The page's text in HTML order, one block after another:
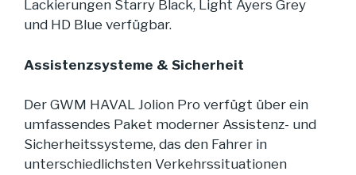
Lackierungen Starry Black, Light Ayers Grey
und HD Blue verfügbar.
Assistenzsysteme & Sicherheit
Der GWM HAVAL Jolion Pro verfügt über ein
umfassendes Paket moderner Assistenz- und
Sicherheitssysteme, das den Fahrer in
unterschiedlichsten Verkehrssituationen